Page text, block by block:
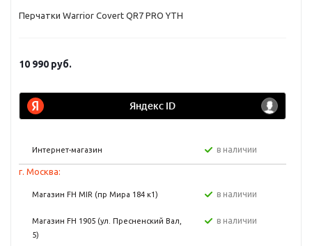
Перчатки Warrior Covert QR7 PRO YTH
10 990 руб.
Интернет-магазин в наличии
г. Москва:
Магазин FH MIR (пр Мира 184 к1) в наличии
Магазин FH 1905 (ул. Пресненский Вал,
5)
в наличии